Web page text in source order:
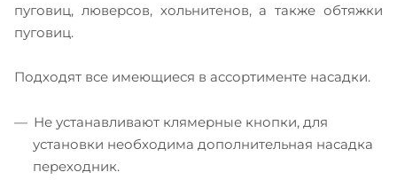
пуговиц, люверсов, хольнитенов, а также обтяжки
пуговиц.
Подходят все имеющиеся в ассортименте насадки.
Не устанавливают клямерные кнопки, для
установки необходима дополнительная насадка
переходник.